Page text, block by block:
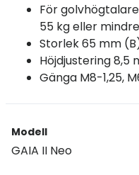
För
55 kg eller
Storlek 65 mm
Höjdjustering 8,5
Gänga M8-1,25,
Modell
GAIA II Neo